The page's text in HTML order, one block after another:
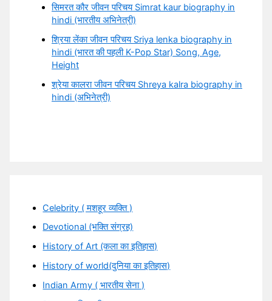
सिमरत कौर जीवन परिचय Simrat kaur biography in
hindi (भारतीय अभिनेत्री)
श्रिया लेंका जीवन परिचय Sriya lenka biography in
hindi (भारत की पहली K-Pop Star) Song, Age,
Height
श्रेया कालरा जीवन परिचय Shreya kalra biography in
hindi (अभिनेत्री)
Celebrity ( मशहूर व्यक्ति )
Devotional (भक्ति संग्रह)
History of Art (कला का इतिहास)
History of world(दुनिया का इतिहास)
Indian Army ( भारतीय सेना )